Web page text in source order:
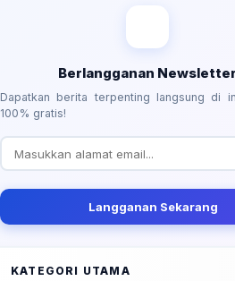
Berlangganan Newsletter
Dapatkan berita terpenting langsung di
100% gratis!
Langganan Sekarang
KATEGORI UTAMA